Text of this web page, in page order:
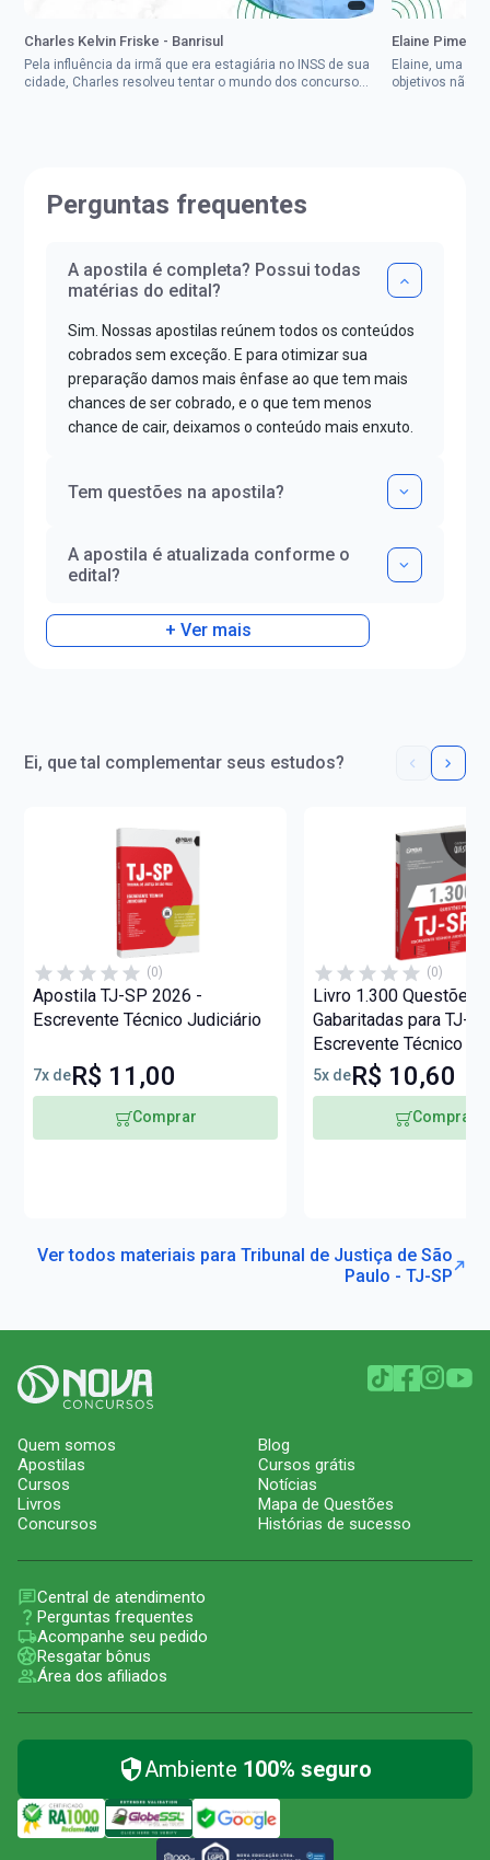
Charles Kelvin Friske - Banrisul
Pela influência da irmã que era estagiária no INSS de sua
cidade, Charles resolveu tentar o mundo dos concursos
Elaine
Elaine, uma
objetivos não
Perguntas frequentes
A apostila é completa? Possui todas
matérias do edital?
Sim. Nossas apostilas reúnem todos os conteúdos
cobrados sem exceção. E para otimizar sua
preparação damos mais ênfase ao que tem mais
chances de ser cobrado, e o que tem menos
chance de cair, deixamos o conteúdo mais enxuto.
Tem questões na apostila?
A apostila é atualizada conforme o
edital?
+ Ver mais
Ei, que tal complementar seus estudos?
(0)
Apostila TJ-SP 2026 -
Escrevente Técnico Judiciário
7x deR$ 11,00
Comprar
(0)
Livro 1.300 Questões
Gabaritadas para TJ-
Escrevente Técnico
5x deR$ 10,60
Comprar
Ver todos materiais para Tribunal de Justiça de São
Paulo - TJ-SP
Quem somos
Apostilas
Cursos
Livros
Concursos
Blog
Cursos grátis
Notícias
Mapa de Questões
Histórias de sucesso
Central de atendimento
Perguntas frequentes
Acompanhe seu pedido
Resgatar bônus
Área dos afiliados
Ambiente 100% seguro